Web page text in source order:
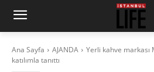
Ana Sayfa AJANDA
Yerli kahve
katılımla tanıttı